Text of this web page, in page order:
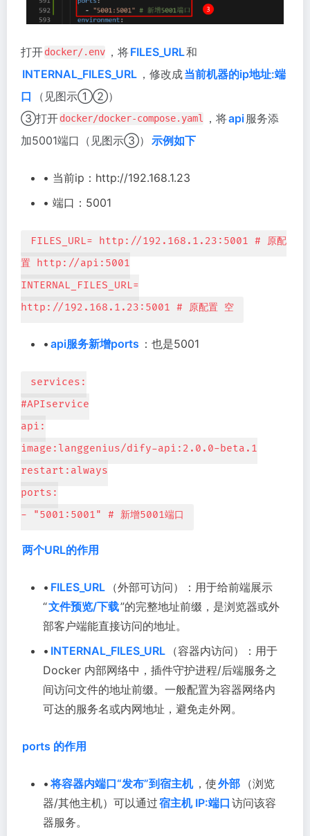
打开docker/.env ，将FILES_URL和
INTERNAL_FILES_URL ，修改成当前机器的ip地址:端
口
（见图示①②）
③打开docker/docker-compose.yaml ，将api服务添
加5001端口（见图示③） 示例如下
• 当前ip：http://192.168.1.23
• 端口：5001
FILES_URL= http://192.168.1.23:5001 # 原配
置 http://api:5001
INTERNAL_FILES_URL=
http://192.168.1.23:5001 # 原配置 空
• api服务新增ports ：也是5001
services:
#APIservice
api:
image:langgenius/dify-api:2.0.0-beta.1
restart:always
ports:
- "5001:5001" # 新增5001端口
两个URL的作用
• FILES_URL （外部可访问）：用于给前端展示
“文件预览/下载”的完整地址前缀，是浏览器或外
部客户端能直接访问的地址。
• INTERNAL_FILES_URL （容器内访问）：用于
Docker 内部网络中，插件守护进程/后端服务之
间访问文件的地址前缀。一般配置为容器网络内
可达的服务名或内网地址，避免走外网。
ports 的作用
• 将容器内端口“发布”到宿主机 ，使外部 （浏览
器/其他主机）可以通过宿主机 IP:端口 访问该容
器服务。